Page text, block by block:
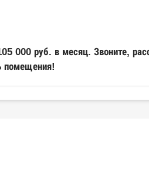
000 руб. в месяц. Звоните,
помещения!